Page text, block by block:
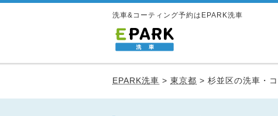
洗車&コーティング予約はEPARK洗車
EPARK洗車 > 東京都 > 杉並区の洗車・